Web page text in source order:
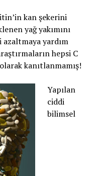
kan şekerini
yağ yakımını
azaltmaya yardım
hepsi C
kanıtlanmamış!
Yapılan
ciddi
bilimsel